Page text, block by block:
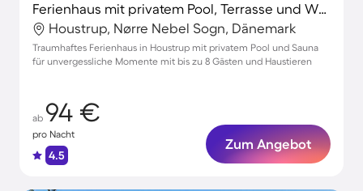
Ferienhaus mit privatem Pool, Terrasse und Whirlpool
Houstrup, Nørre Nebel Sogn, Dänemark
Traumhaftes Ferienhaus in Houstrup mit privatem Pool und Sauna
für unvergessliche Momente mit bis zu 8 Gästen und Haustieren
ab 94 €
pro Nacht
4.5
Zum Angebot